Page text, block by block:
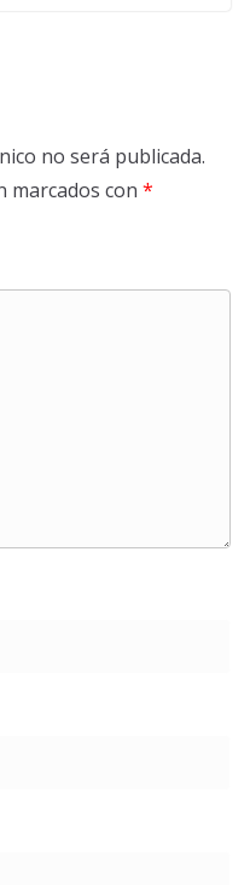
no será publicada.
marcados con *